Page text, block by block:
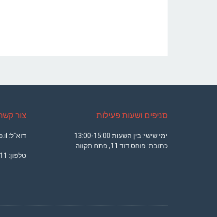
סניפים ושעות פעילות
ימי שישי: בין השעות 13:00-15:00
כתובת: פוחס דוד 11, פתח תקווה
צור
דוא"ל: office@armsport.co.il
טלפון: